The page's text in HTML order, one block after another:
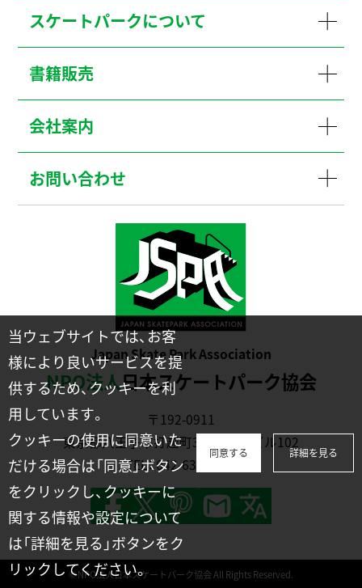
Japan Skate Park Association
NPO法人日本スケートパーク協会
〒192-0911
東京都八王子市打越町331-2川幡ビル102
TEL：042-635-1231
スケートパークについて
書籍販売
会社案内
お問い合わせ
© NPO法人日本スケートパーク協会 All Rights Reserved.
当ウェブサイトでは、お客
様により良いサービスを提
供するため、クッキーを利
用しています。
クッキーの使用に同意いた
だける場合は「同意」ボタン
をクリックし、クッキーに
関する情報や設定について
は「詳細を見る」ボタンをク
リックしてください。
同意する 詳細を見る